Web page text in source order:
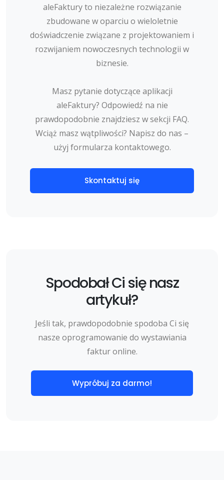
aleFaktury to niezależne rozwiązanie
zbudowane w oparciu o wieloletnie
doświadczenie związane z projektowaniem i
rozwijaniem nowoczesnych technologii w
biznesie.
Masz pytanie dotyczące aplikacji
aleFaktury? Odpowiedź na nie
prawdopodobnie znajdziesz w sekcji FAQ.
Wciąż masz wątpliwości? Napisz do nas –
użyj formularza kontaktowego.
Skontaktuj się
Spodobał Ci się nasz
artykuł?
Jeśli tak, prawdopodobnie spodoba Ci się
nasze oprogramowanie do wystawiania
faktur online.
Wypróbuj za darmo!